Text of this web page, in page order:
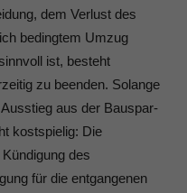
dem Verlust des
bedingtem Umzug
ist, besteht
zu beenden. Solange
aus der Bauspar-
kostspielig: Die
des
für die entgangenen